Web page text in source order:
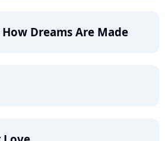
Dreams Are Made